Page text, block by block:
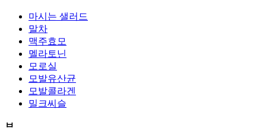
마시는 샐러드
말차
맥주효모
멜라토닌
모로실
모발유산균
모발콜라겐
밀크씨슬
ㅂ